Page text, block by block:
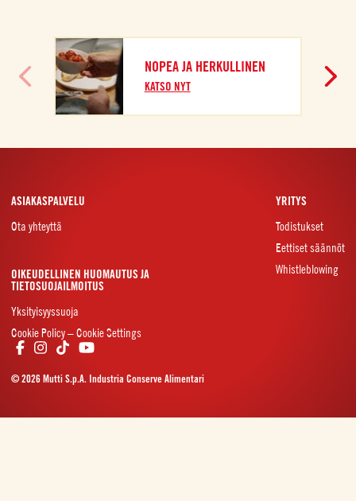
NOPEA JA HERKULLINEN
KATSO NYT
ASIAKASPALVELU
Ota yhteyttä
YRITYS
Todistukset
Eettiset säännöt
Whistleblowing
OIKEUDELLINEN HUOMAUTUS JA
TIETOSUOJAILMOITUS
Yksityisyyssuoja
Cookie Policy – Cookie Settings
© 2026 Mutti S.p.A. Industria Conserve Alimentari